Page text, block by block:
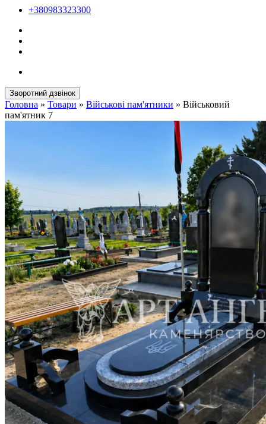
+380983323300
Зворотний дзвінок
Головна » Товари » Військові пам'ятники » Військовий
пам'ятник 7